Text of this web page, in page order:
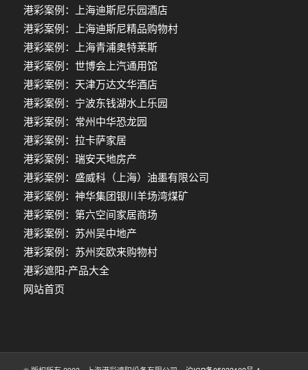
港彩案例：上海迪斯尼乐园酒店
港彩案例：上海迪斯尼精品购物村
港彩案例：上海青浦奥特莱斯
港彩案例：世博会上汽通用馆
港彩案例：天津万达文华酒店
港彩案例：宁波东钱湖水上乐园
港彩案例：常州中华恐龙园
港彩案例：拉卡萨家居
港彩案例：瑞安天地房产
港彩案例：盛威科（上海）油墨有限公司
港彩案例：神华集团银川羊场湾煤矿
港彩案例：第六空间家居商场
港彩案例：苏州吴中地产
港彩案例：苏州奕欧来购物村
港彩遮阳-产品大全
网站首页